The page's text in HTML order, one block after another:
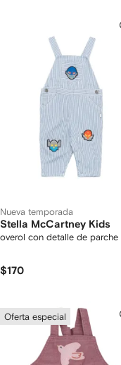
Nueva temporada
Stella McCartney Kids
overol con detalle de parche
$170
Oferta especial